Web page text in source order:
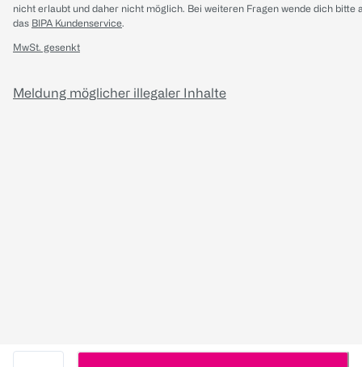
nicht erlaubt und daher nicht möglich. Bei weiteren Fragen wende dich bitte
das BIPA Kundenservice.
MwSt. gesenkt
Meldung möglicher illegaler Inhalte